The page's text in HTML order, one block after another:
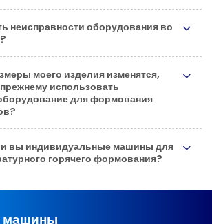
неисправности оборудования во
моего изделия изменятся,
использовать
для формования
вы индивидуальные машины для
горячего формования?
машины